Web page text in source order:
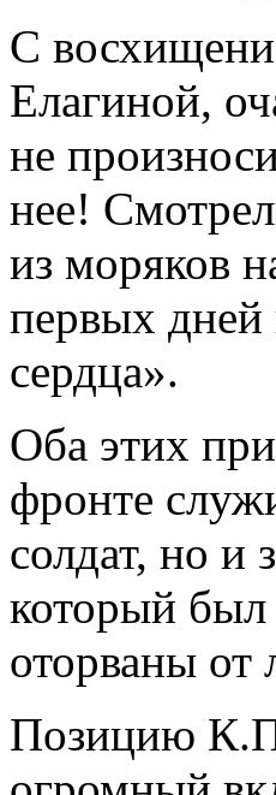
С
Елагиной,
не
нее!
из моряков
первых дней
сердца».
Оба этих
фронте
солдат, но и
который
оторваны
Позицию